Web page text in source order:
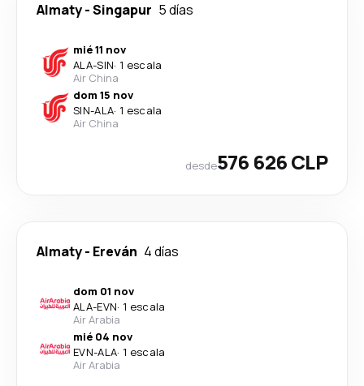
Almaty-Singapur 5 días
mié 11 nov
ALA-SIN· 1 escala
Air China
dom 15 nov
SIN-ALA· 1 escala
Air China
desde576 626 CLP
Almaty- Ereván 4 días
dom 01 nov
ALA-EVN· 1 escala
Air Arabia
mié 04 nov
EVN-ALA· 1 escala
Air Arabia